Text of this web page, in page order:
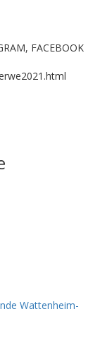
FACEBOOK
Wattenheim-